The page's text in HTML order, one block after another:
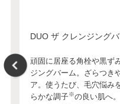
DUO ザ クレンジング
頑固に居座る角栓や黒ず
ジングバーム。ざらつき
ア。使うたび、毛穴悩み
らかな調子※の良い肌へ。